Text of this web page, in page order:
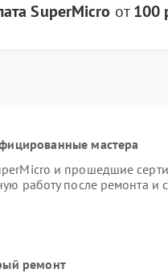
SuperMicro от100
мастера
и прошедшие
работу после ремонта и
ремонт